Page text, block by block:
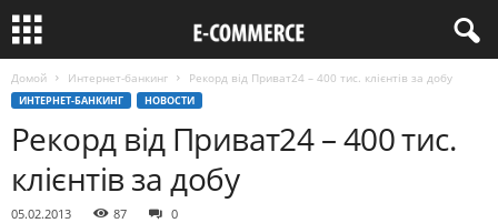
Домой Интернет-банкинг Рекорд від Приват24 – 400 тис. клієнтів за добу
ИНТЕРНЕТ-БАНКИНГ НОВОСТИ
Рекорд від Приват24 – 400 тис.
клієнтів за добу
05.02.2013 87 0